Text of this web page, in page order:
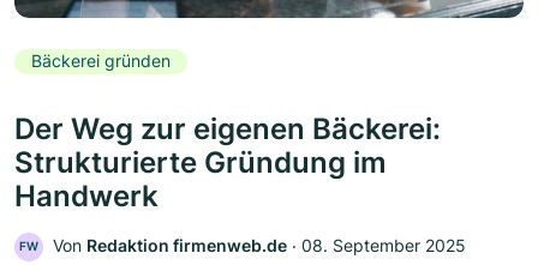
Bäckerei gründen
Der Weg zur eigenen Bäckerei:
Strukturierte Gründung im
Handwerk
FW Von Redaktion firmenweb.de ‧ 08. September 2025